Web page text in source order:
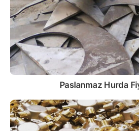
Paslanmaz Hurda